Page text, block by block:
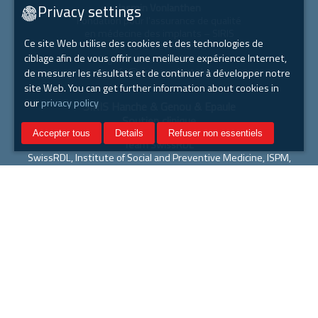
Jasmin Vonlanthen
Fondation pour l'assurance de qualité
c/o Core Treuhand AG
Eigerstrasse 60, 3007 Bern
info@siris-implant.ch
SIRIS Hanche & Genou & Epaule
Soutien clinique
Team SwissRDL
SwissRDL, Institute of Social and Preventive Medicine, ISPM,
Université de Berne
Privacy settings
Ce site Web utilise des cookies et des technologies de
ciblage afin de vous offrir une meilleure expérience Internet,
de mesurer les résultats et de continuer à développer notre
site Web. You can get further information about cookies in
ourprivacy policy
Accepter tous Details Refuser non essentiels